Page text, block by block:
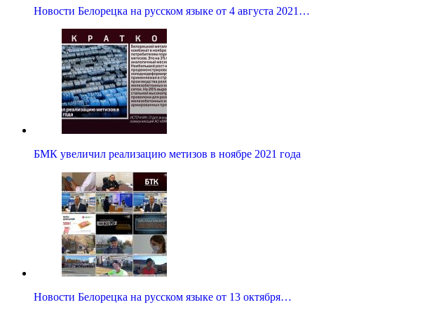
Новости Белорецка на русском языке от 4 августа 2021…
БМК увеличил реализацию метизов в ноябре 2021 года
Новости Белорецка на русском языке от 13 октября…